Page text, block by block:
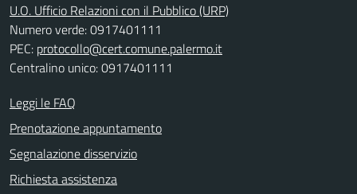
U.O. Ufficio Relazioni con il Pubblico (URP)
Numero verde: 0917401111
PEC: protocollo@cert.comune.palermo.it
Centralino unico: 0917401111
Leggi le FAQ
Prenotazione appuntamento
Segnalazione disservizio
Richiesta assistenza